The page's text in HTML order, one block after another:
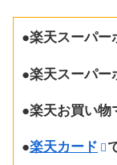
●楽天スーパー
●楽天スーパー
●楽天お買い物
●楽天カード